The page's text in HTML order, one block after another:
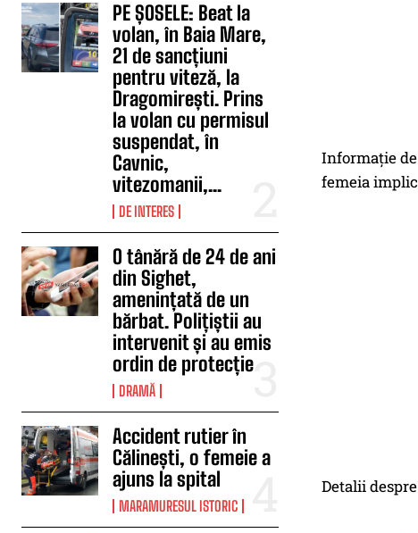
PE ȘOSELE: Beat la
volan, în Baia Mare,
21 de sancțiuni
pentru viteză, la
Dragomirești. Prins
la volan cu permisul
suspendat, în
Cavnic,
vitezomanii,...
DE INTERES
O tânără de 24 de ani
din Sighet,
amenințată de un
bărbat. Polițiștii au
intervenit și au emis
ordin de protecție
DRAMĂ
Accident rutier în
Călinești, o femeie a
ajuns la spital
MARAMURESUL ISTORIC
Informaţie
femeia
Detalii